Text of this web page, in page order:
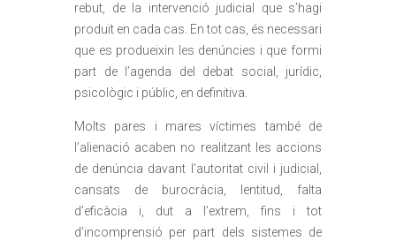
rebut, de la intervenció judicial que s’hagi
produït en cada cas. En tot cas, és necessari
que es produeixin les denúncies i que formi
part de l’agenda del debat social, jurídic,
psicològic i públic, en definitiva.
Molts pares i mares víctimes també de
l’alienació acaben no realitzant les accions
de denúncia davant l’autoritat civil i judicial,
cansats de burocràcia, lentitud, falta
d’eficàcia i, dut a l’extrem, fins i tot
d’incomprensió per part dels sistemes de